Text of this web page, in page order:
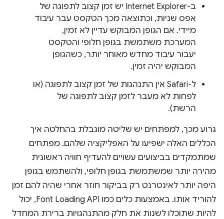
ב-Internet Explorer יש זמן קצוב לתפוגה של
אפס שניות, וכתוצאה מכך הטקסט עבר עיבוד
מיידי. אם הגופן המבוקש עדיין לא זמין,
המערכת משתמשת בגופן חלופי והטקסט
יעבור עיבוד מחדש מאוחר יותר, כשהגופן
המבוקש יהיה זמין.
ל-Safari אין התנהגות של זמן קצוב לתפוגה (או
לפחות לא מעבר לזמן קצוב לתפוגה של
הרשת).
גרוע מכך, למפתחים יש שליטה מוגבלת בהחלטה איך
הכללים האלה ישפיעו על האפליקציה שלהם. מפתחים
שמתמקדים בביצועים עשויים להעדיף חוויה ראשונית
מהירה יותר שמשתמשת בגופן חלופי, ולהשתמש בגופן
היפה יותר לאינטרנט רק בביקור חוזר אחרי שהיה להם זמן
להוריד אותו. באמצעות כלים כמו Font Loading API, יכול
להיות שתוכלו לשנות את חלק מהתנהגויות ברירת המחדל